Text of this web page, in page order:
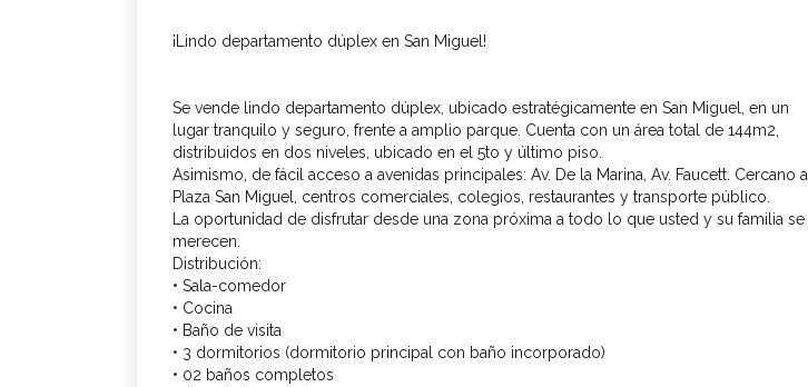
¡Lindo departamento dúplex en San Miguel!
Se vende lindo departamento dúplex, ubicado estratégicamente en San Miguel, en un
lugar tranquilo y seguro, frente a amplio parque. Cuenta con un área total de 144m2,
distribuidos en dos niveles, ubicado en el 5to y último piso.
Asimismo, de fácil acceso a avenidas principales: Av. De la Marina, Av. Faucett. Cercano a
Plaza San Miguel, centros comerciales, colegios, restaurantes y transporte público.
La oportunidad de disfrutar desde una zona próxima a todo lo que usted y su familia se
merecen.
Distribución:
• Sala-comedor
• Cocina
• Baño de visita
• 3 dormitorios (dormitorio principal con baño incorporado)
• 02 baños completos